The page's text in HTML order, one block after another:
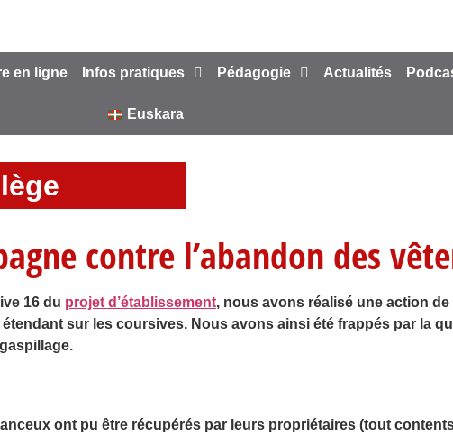
en ligne Infos pratiques Pédagogie Actualités
Euskara
contre l’abandon des
16 du projet d’établissement, nous avons réalisé une action
sur les coursives. Nous avons ainsi été frappés par la
ont pu être récupérés par leurs propriétaires (tout